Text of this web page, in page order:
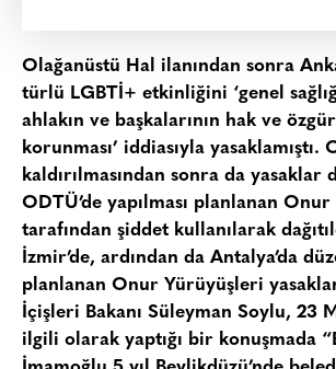
Olağanüstü Hal ilanından sonra
türlü LGBTİ+ etkinliğini ‘genel
ahlakın ve başkalarının hak ve
korunması’ iddiasıyla yasaklamıştı.
kaldırılmasından sonra da yasaklar
ODTÜ’de yapılması planlanan
tarafından şiddet kullanılarak
İzmir’de, ardından da Antalya’da
planlanan Onur Yürüyüşleri
İçişleri Bakanı Süleyman Soylu, 23
ilgili olarak yaptığı bir konuşmada